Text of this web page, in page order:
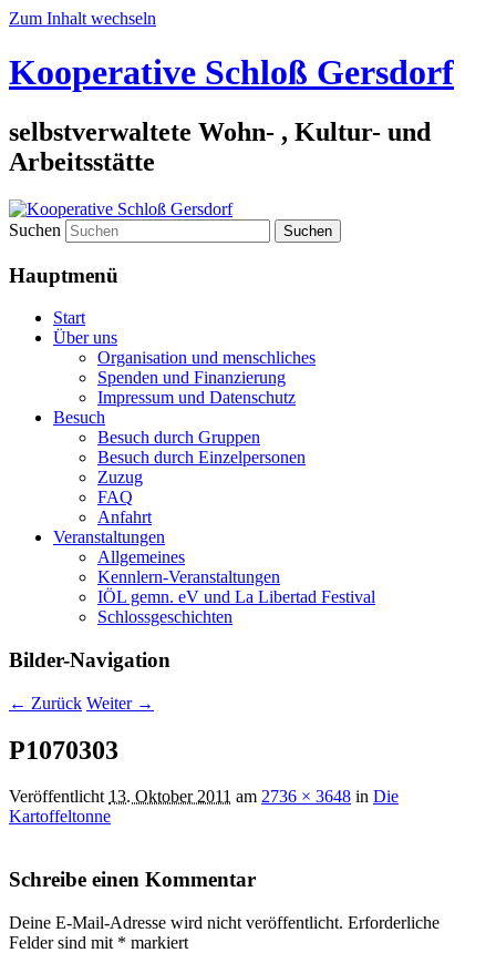
Zum Inhalt wechseln
Kooperative Schloß Gersdorf
selbstverwaltete Wohn- , Kultur- und
Arbeitsstätte
Suchen
Hauptmenü
Start
Über uns
Organisation und menschliches
Spenden und Finanzierung
Impressum und Datenschutz
Besuch
Besuch durch Gruppen
Besuch durch Einzelpersonen
Zuzug
FAQ
Anfahrt
Veranstaltungen
Allgemeines
Kennlern-Veranstaltungen
IÖL gemn. eV und La Libertad Festival
Schlossgeschichten
Bilder-Navigation
← Zurück Weiter →
P1070303
Veröffentlicht 13. Oktober 2011 am 2736 × 3648 in Die
Kartoffeltonne
Schreibe einen Kommentar
Deine E-Mail-Adresse wird nicht veröffentlicht. Erforderliche
Felder sind mit * markiert